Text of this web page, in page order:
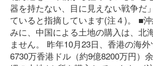
器を持たない、目に見えない戦争だ
ていると指摘しています(注４)。 ■
みに、中国による土地の購入は、北
ません。 昨年10月23日、香港の海外
6730万香港ドル（約9億8200万円）